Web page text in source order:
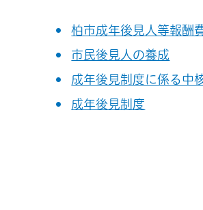
柏市成年後見人等報酬
市民後見人の養成
成年後見制度に係る中
成年後見制度